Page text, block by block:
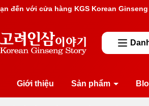
và chương trình khuyến mãi đang chờ
Giới thiệu Sản phẩm